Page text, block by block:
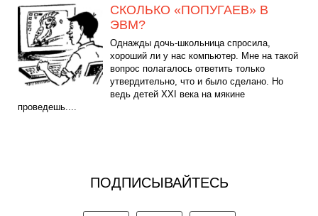
СКОЛЬКО «ПОПУГАЕВ» В
ЭВМ?
Однажды дочь-школьница спросила,
хороший ли у нас компьютер. Мне на такой
вопрос полагалось ответить только
утвердительно, что и было сделано. Но
ведь детей XXI века на мякине
проведешь....
ПОДПИСЫВАЙТЕСЬ